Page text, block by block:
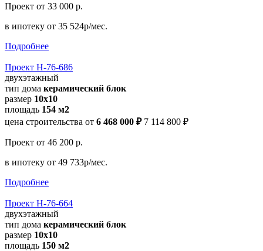
Проект от 33 000 р.
в ипотеку от 35 524р/мес.
Подробнее
Проект Н-76-686
двухэтажный
тип дома керамический блок
размер 10x10
площадь 154 м2
цена строительства от 6 468 000 ₽ 7 114 800 ₽
Проект от 46 200 р.
в ипотеку от 49 733р/мес.
Подробнее
Проект Н-76-664
двухэтажный
тип дома керамический блок
размер 10x10
площадь 150 м2